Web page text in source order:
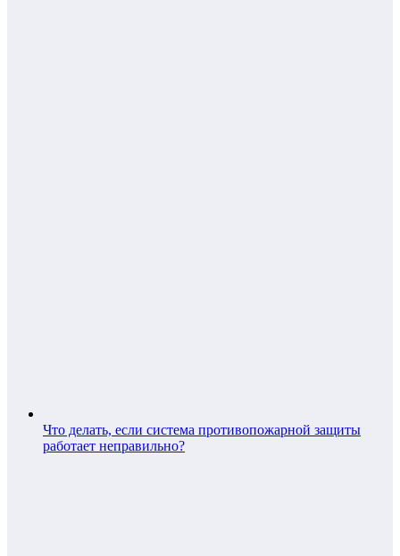
Что делать, если система противопожарной защиты
работает неправильно?